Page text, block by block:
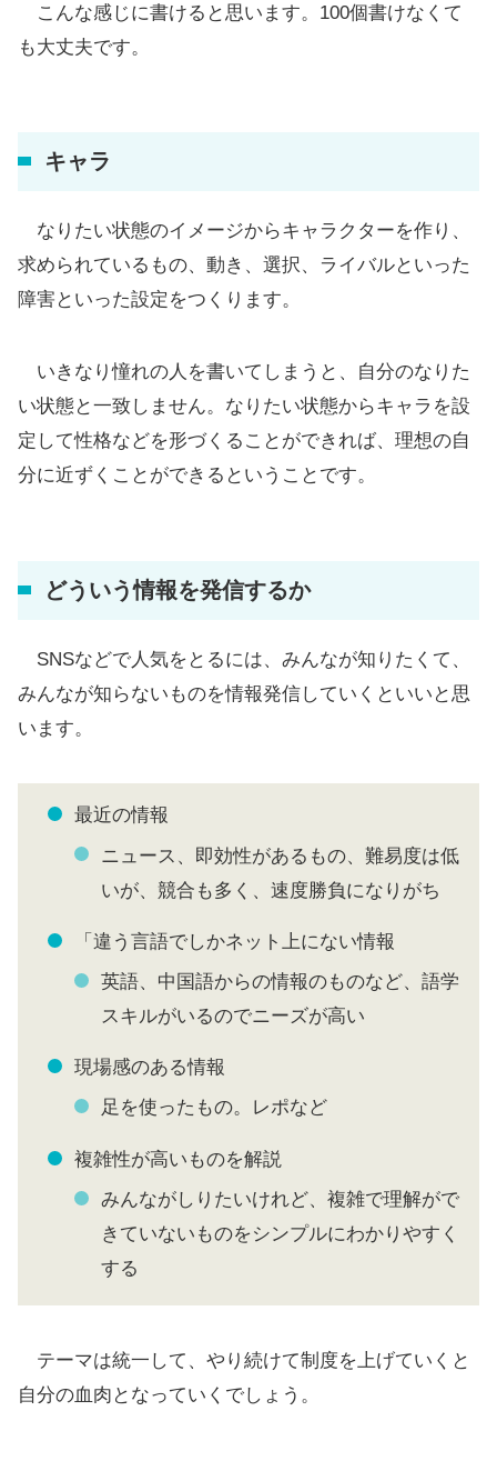
こんな感じに書けると思います。100個書けなくて
も大丈夫です。
キャラ
なりたい状態のイメージからキャラクターを作り、
求められているもの、動き、選択、ライバルといった
障害といった設定をつくります。
いきなり憧れの人を書いてしまうと、自分のなりた
い状態と一致しません。なりたい状態からキャラを設
定して性格などを形づくることができれば、理想の自
分に近ずくことができるということです。
どういう情報を発信するか
SNSなどで人気をとるには、みんなが知りたくて、
みんなが知らないものを情報発信していくといいと思
います。
最近の情報
ニュース、即効性があるもの、難易度は低
いが、競合も多く、速度勝負になりがち
「違う言語でしかネット上にない情報
英語、中国語からの情報のものなど、語学
スキルがいるのでニーズが高い
現場感のある情報
足を使ったもの。レポなど
複雑性が高いものを解説
みんながしりたいけれど、複雑で理解がで
きていないものをシンプルにわかりやすく
する
テーマは統一して、やり続けて制度を上げていくと
自分の血肉となっていくでしょう。